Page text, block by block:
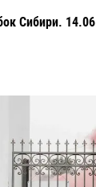
Сибири.